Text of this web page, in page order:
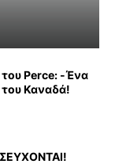
Perce: -Ένα
Καναδά!